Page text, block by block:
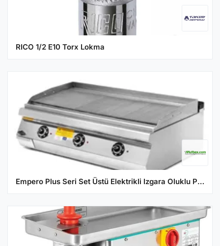
RICO 1/2 E10 Torx Lokma
Empero Plus Seri Set Üstü Elektrikli Izgara Oluklu Pleyt